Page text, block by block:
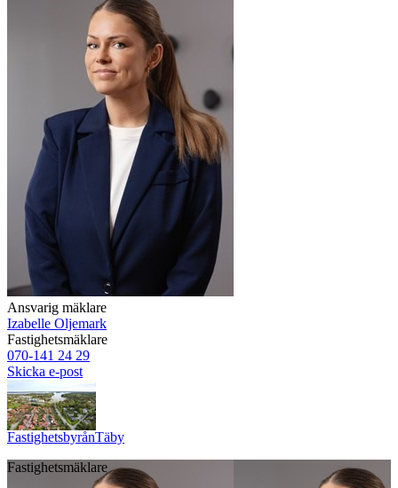
Ansvarig mäklare
Izabelle Oljemark
Fastighetsmäklare
070-141 24 29
Skicka e-post
FastighetsbyrånTäby
Fastighetsmäklare